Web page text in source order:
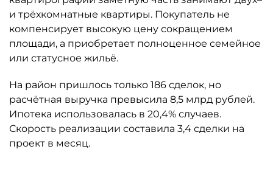
и трёхкомнатные квартиры. Покупатель не
компенсирует высокую цену сокращением
площади, а приобретает полноценное семейное
или статусное жильё.
На район пришлось только 186 сделок, но
расчётная выручка превысила 8,5 млрд рублей.
Ипотека использовалась в 20,4% случаев.
Скорость реализации составила 3,4 сделки на
проект в месяц.